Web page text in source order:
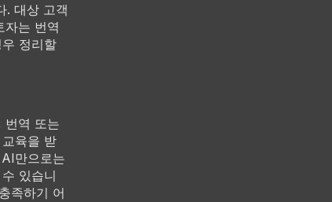
. 대상 고객
자는 번역
정리할
번역 또는
육을 받
만으로는
있습니
족하기 어